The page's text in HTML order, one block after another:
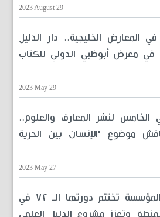
2023 August 29
المعارض الخليجية.. دار الدليل
في معرض أبوظبي الدولي للكتاب
2023 May 29
الخامس لنشر المعارف والعلوم..
موضوع "الإنسان بين الحرية
2023 May 27
شعبة التعليم في المؤسسة تختتم دورتها الـ ٧٢ في
وتعزز مشروع الدليل العلمي